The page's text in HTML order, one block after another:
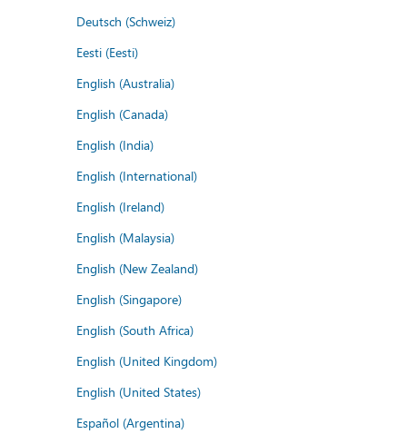
Deutsch (Schweiz)
Eesti (Eesti)
English (Australia)
English (Canada)
English (India)
English (International)
English (Ireland)
English (Malaysia)
English (New Zealand)
English (Singapore)
English (South Africa)
English (United Kingdom)
English (United States)
Español (Argentina)